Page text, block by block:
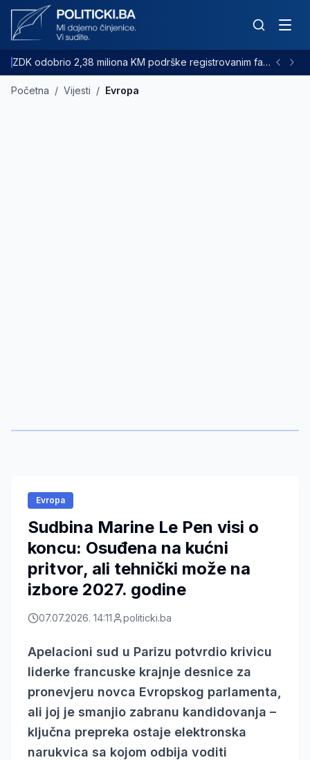
ZDK odobrio 2,38 miliona KM podrške registrovanim farmama goveda
Početna / Vijesti / Evropa
Evropa
Sudbina Marine Le Pen visi o
koncu: Osuđena na kućni
pritvor, ali tehnički može na
izbore 2027. godine
07.07.2026. 14:11 politicki.ba
Apelacioni sud u Parizu potvrdio krivicu
liderke francuske krajnje desnice za
pronevjeru novca Evropskog parlamenta,
ali joj je smanjio zabranu kandidovanja –
ključna prepreka ostaje elektronska
narukvica sa kojom odbija voditi